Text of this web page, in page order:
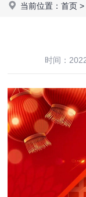
当前位置：首页 >
时间：